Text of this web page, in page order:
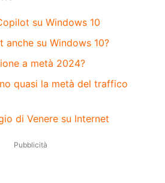
su Windows 10
su Windows 10?
a metà 2024?
quasi la metà del traffico
di Venere su Internet
Pubblicità